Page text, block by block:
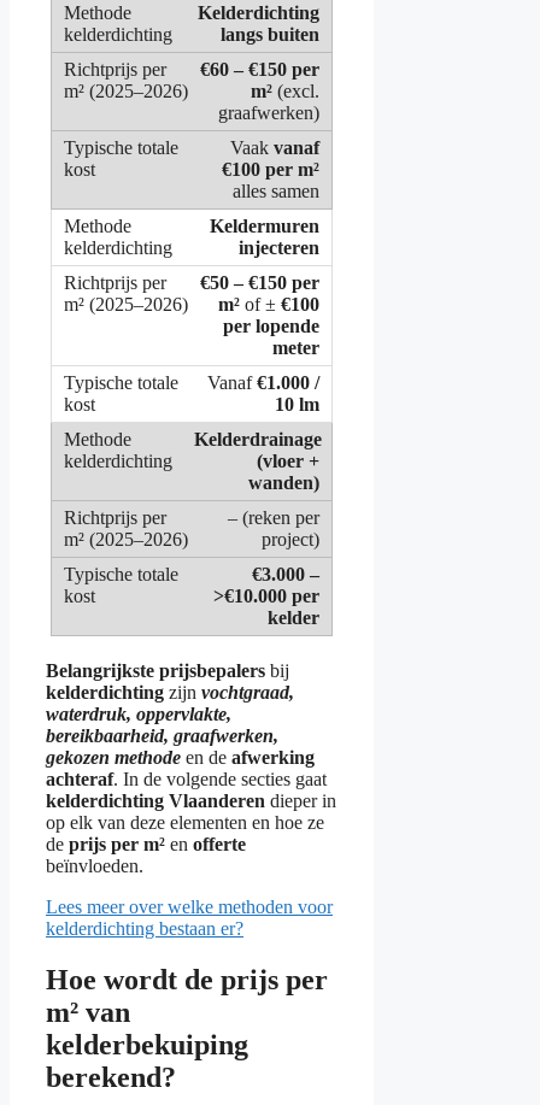
Kelderdichting
langs buiten
€60 – €150 per
m² (excl.
graafwerken)
Vaak vanaf
€100 per m²
alles samen
Keldermuren
injecteren
€50 – €150 per
m² of ± €100
per lopende
meter
Vanaf€1.000 /
10 lm
Kelderdrainage
(vloer +
wanden)
– (reken per
project)
€3.000 –
>€10.000 per
kelder
Belangrijkste prijsbepalers bij
kelderdichting zijn vochtgraad,
waterdruk, oppervlakte,
bereikbaarheid, graafwerken,
gekozen methode en de afwerking
achteraf. In de volgende secties gaat
kelderdichting Vlaanderen dieper in
op elk van deze elementen en hoe ze
de prijs per m² en offerte
beïnvloeden.
Lees meer over welke methoden voor
kelderdichting bestaan er?
Hoe wordt de prijs per
m² van
kelderbekuiping
berekend?